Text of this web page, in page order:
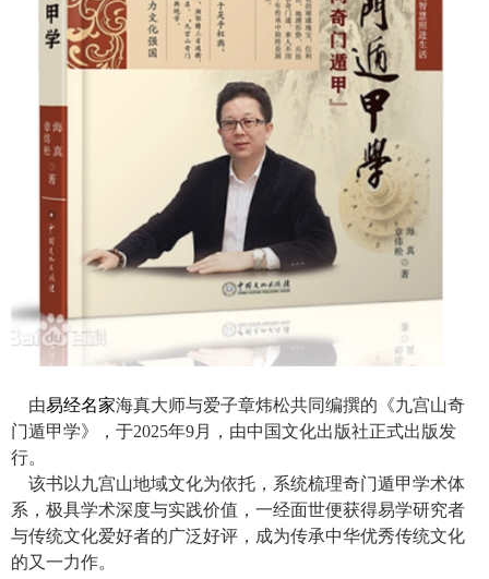
由易经名家海真大师与爱子章炜松共同编撰的《九宫山奇
门遁甲学》，于2025年9月，由中国文化出版社正式出版发
行。
该书以九宫山地域文化为依托，系统梳理奇门遁甲学术体
系，极具学术深度与实践价值，一经面世便获得易学研究者
与传统文化爱好者的广泛好评，成为传承中华优秀传统文化
的又一力作。